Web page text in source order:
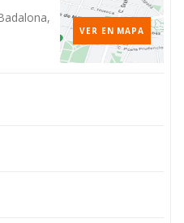
VER EN MAPA